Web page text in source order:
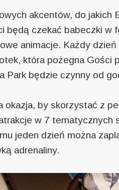
akcentów, do jakich
będą czekać babeczki w
animacje. Każdy
która pożegna Gości
Park będzie czynny od
okazja, by skorzystać z
w 7 tematycznych
jeden dzień można
adrenaliny.